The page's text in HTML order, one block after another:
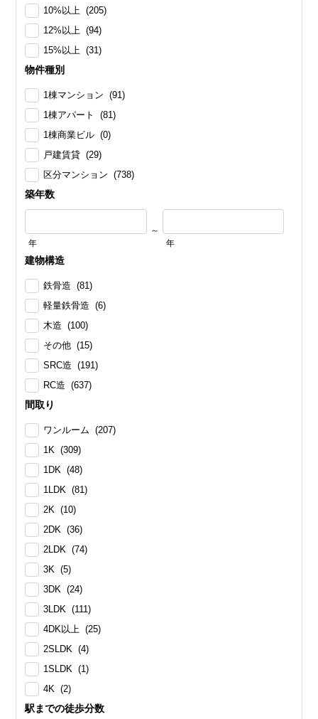
10%以上 (205)
12%以上 (94)
15%以上 (31)
物件種別
1棟マンション (91)
1棟アパート (81)
1棟商業ビル (0)
戸建賃貸 (29)
区分マンション (738)
築年数
年
～
年
建物構造
鉄骨造 (81)
軽量鉄骨造 (6)
木造 (100)
その他 (15)
SRC造 (191)
RC造 (637)
間取り
ワンルーム (207)
1K (309)
1DK (48)
1LDK (81)
2K (10)
2DK (36)
2LDK (74)
3K (5)
3DK (24)
3LDK (111)
4DK以上 (25)
2SLDK (4)
1SLDK (1)
4K (2)
駅までの徒歩分数